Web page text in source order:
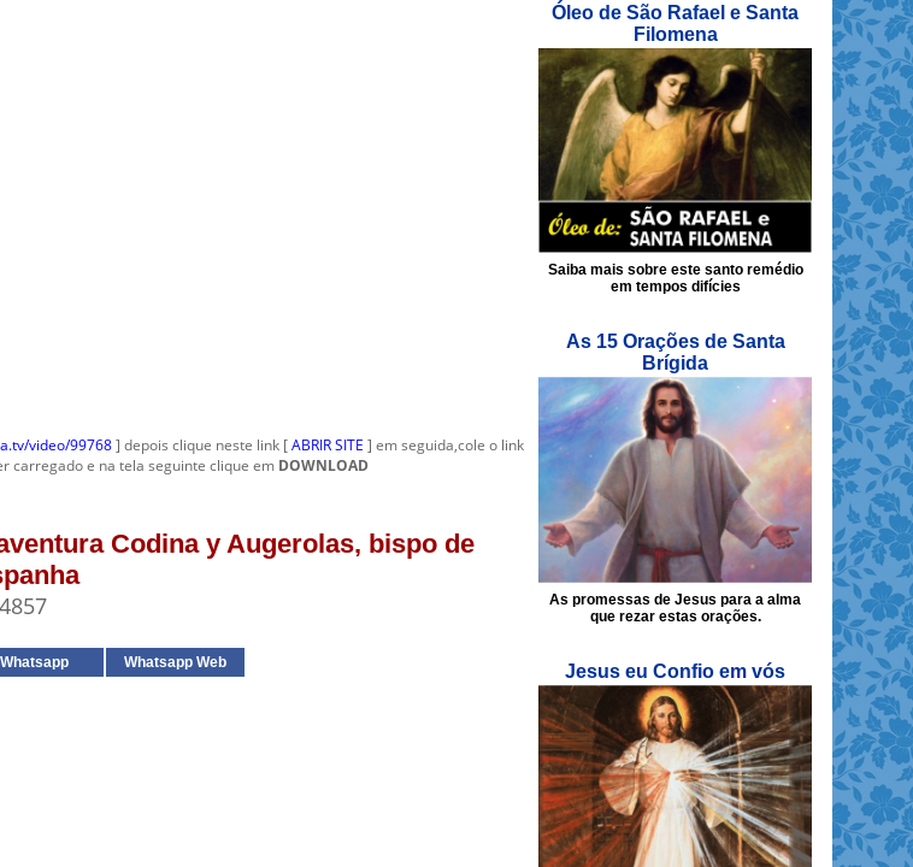
video/99768] depois clique neste link [ ABRIR SITE ] em seguida,cole o link
carregado e na tela seguinte clique em DOWNLOAD
Codina y Augerolas, bispo de
Whatsapp Whatsapp Web
Óleo de São Rafael e Santa
Filomena
Saiba mais sobre este santo remédio
em tempos difícies
As 15 Orações de Santa
Brígida
As promessas de Jesus para a alma
que rezar estas orações.
Jesus eu Confio em vós